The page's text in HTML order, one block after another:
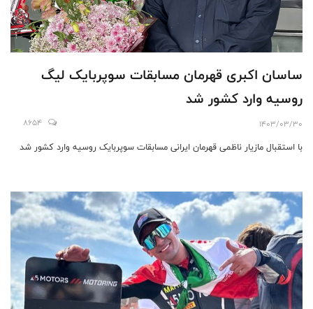
ساسان اکبری قهرمان مسابقات سوپربایک لیگ
روسیه وارد کشور شد
1403/03/30
8654
با استقبال مازیار ناظمی قهرمان ایرانی مسابقات سوپربایک روسیه وارد کشور شد